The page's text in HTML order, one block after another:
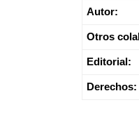
Autor:
Otros
Editorial:
Derechos: